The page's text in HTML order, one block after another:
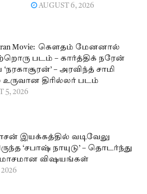
AUGUST 6, 2026
Movie: கௌதம் மேனனால்
படம் – கார்த்திக் நரேன்
– அரவிந்த் சாமி
உருவான திரில்லர் படம்
5, 2026
இயக்கத்தில் வடிவேலு
‘சபாஷ் நாயுடு’ – தொடர்ந்து
விஷயங்கள்
2026